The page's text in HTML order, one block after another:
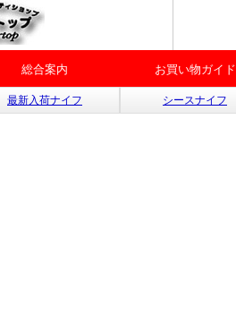
総合案内 お買い物ガイド
最新入荷ナイフ シースナイフ